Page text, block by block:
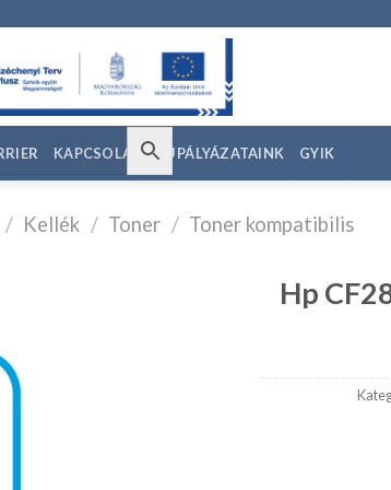
KAPCSOLAT EU PÁLYÁZATAINK GYIK
/ Kellék / Toner / Toner kompatibilis
Hp